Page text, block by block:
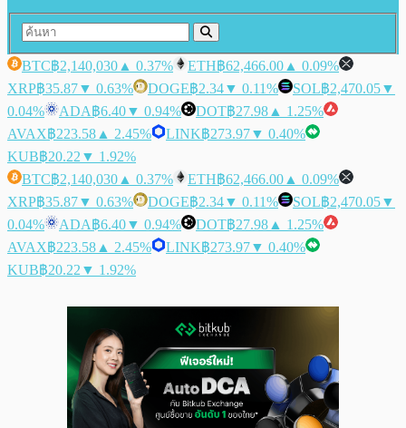
BTC฿2,140,030 ▲ 0.37% ETH฿62,466.00 ▲ 0.09%
XRP฿35.87▼ 0.63% DOGE฿2.34▼ 0.11% SOL฿2,470.05▼
0.04%
ADA฿6.40▼ 0.94% DOT฿27.98 ▲ 1.25%
AVAX฿223.58 ▲ 2.45% LINK฿273.97▼ 0.40%
KUB฿20.22 ▼ 1.92%
BTC฿2,140,030 ▲ 0.37% ETH฿62,466.00 ▲ 0.09%
XRP฿35.87▼ 0.63% DOGE฿2.34▼ 0.11% SOL฿2,470.05▼
0.04%
ADA฿6.40▼ 0.94% DOT฿27.98 ▲ 1.25%
AVAX฿223.58 ▲ 2.45% LINK฿273.97▼ 0.40%
KUB฿20.22 ▼ 1.92%